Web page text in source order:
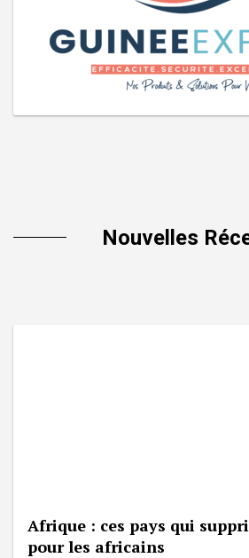
Nouvelles
Afrique : ces pays qui
pour les africains